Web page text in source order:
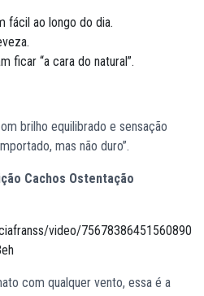
fácil ao longo do dia.
ficar “a cara do natural”.
brilho equilibrado e sensação
mas não duro”.
Cachos Ostentação
video/75678386451560890
com qualquer vento, essa é a